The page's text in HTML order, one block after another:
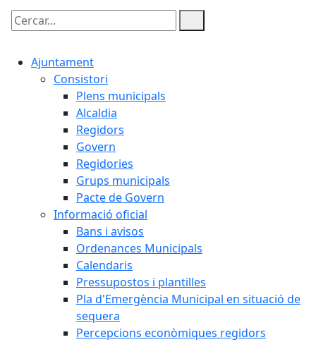
Cercar:
Ajuntament
Consistori
Plens municipals
Alcaldia
Regidors
Govern
Regidories
Grups municipals
Pacte de Govern
Informació oficial
Bans i avisos
Ordenances Municipals
Calendaris
Pressupostos i plantilles
Pla d'Emergència Municipal en situació de
sequera
Percepcions econòmiques regidors